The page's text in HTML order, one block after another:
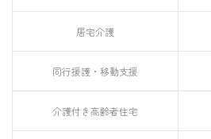
居宅介護
同行援護・移動支援
介護付き高齢者住宅